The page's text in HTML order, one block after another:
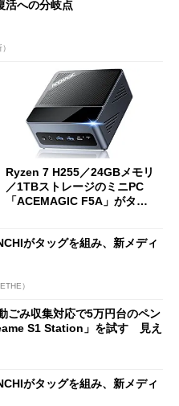
活への分岐点
Ryzen 7 H255／24GBメモリ
／1TBストレージのミニPC
「ACEMAGIC F5A」がタイ
がタッグを組み、新メディ
）
ごみ収集対応で5万円台のペン
S1 Station」を試す 見え
がタッグを組み、新メディ